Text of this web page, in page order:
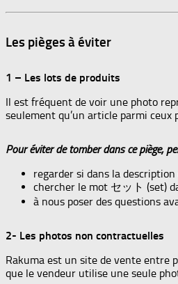
Les pièges à éviter
1 – Les lots de produits
Il est fréquent de voir une photo
seulement qu’un article parmi ceux
Pour éviter de tomber dans ce piège,
regarder si dans la
chercher le mot セット (set)
à nous poser des questions
2- Les photos non contractuelles
Rakuma est un site de vente entre
que le vendeur utilise une seule